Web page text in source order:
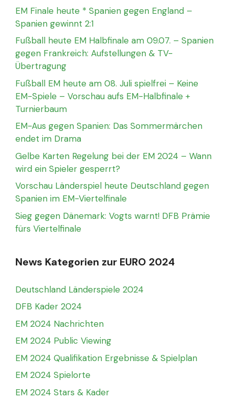
EM Finale heute * Spanien gegen England –
Spanien gewinnt 2:1
Fußball heute EM Halbfinale am 09.07. – Spanien
gegen Frankreich: Aufstellungen & TV-
Übertragung
Fußball EM heute am 08. Juli spielfrei – Keine
EM-Spiele – Vorschau aufs EM-Halbfinale +
Turnierbaum
EM-Aus gegen Spanien: Das Sommermärchen
endet im Drama
Gelbe Karten Regelung bei der EM 2024 – Wann
wird ein Spieler gesperrt?
Vorschau Länderspiel heute Deutschland gegen
Spanien im EM-Viertelfinale
Sieg gegen Dänemark: Vogts warnt! DFB Prämie
fürs Viertelfinale
News Kategorien zur EURO 2024
Deutschland Länderspiele 2024
DFB Kader 2024
EM 2024 Nachrichten
EM 2024 Public Viewing
EM 2024 Qualifikation Ergebnisse & Spielplan
EM 2024 Spielorte
EM 2024 Stars & Kader